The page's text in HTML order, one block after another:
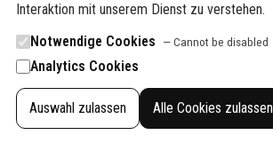
Interaktion mit unserem Dienst zu verstehen.
Notwendige Cookies
— Cannot be disabled
Analytics Cookies
Auswahl zulassen Alle Cookies zulassen